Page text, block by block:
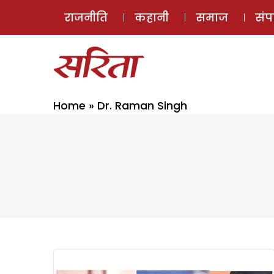
राजनीति कहानी समाज
Home » Dr. Raman Singh